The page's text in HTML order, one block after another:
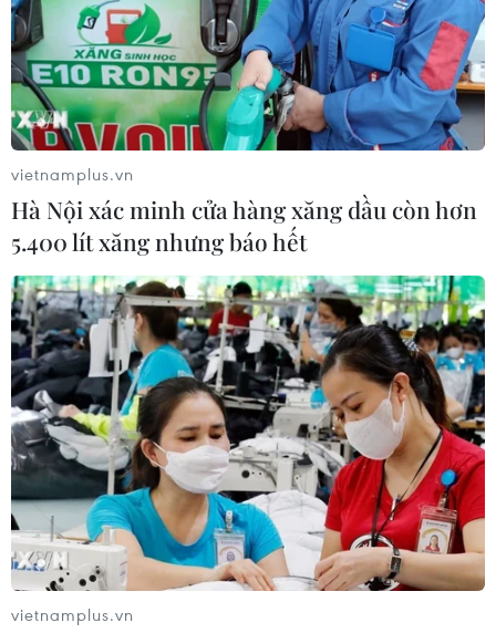
vietnamplus.vn
Hà Nội xác minh cửa hàng xăng dầu còn hơn
5.400 lít xăng nhưng báo hết
vietnamplus.vn